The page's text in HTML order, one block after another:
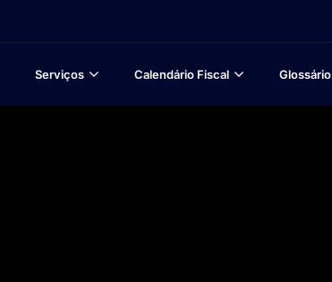
Serviços Calendário Fiscal Glossário